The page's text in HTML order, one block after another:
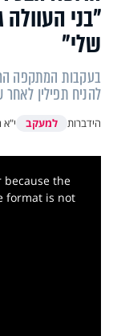
"בני
שלי"
בעקבות המתקפה
להניח תפילין
הידברות למעקב
the
format is not